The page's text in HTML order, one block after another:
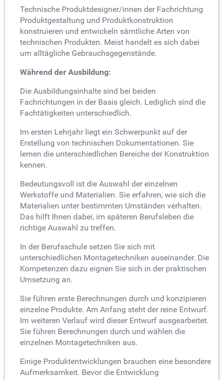
Technische Produktdesigner/innen der Fachrichtung
Produktgestaltung und Produktkonstruktion
konstruieren und entwickeln sämtliche Arten von
technischen Produkten. Meist handelt es sich dabei
um alltägliche Gebrauchsgegenstände.
Während der Ausbildung:
Die Ausbildungsinhalte sind bei beiden
Fachrichtungen in der Basis gleich. Lediglich sind die
Fachtätigkeiten unterschiedlich.
Im ersten Lehrjahr liegt ein Schwerpunkt auf der
Erstellung von technischen Dokumentationen. Sie
lernen die unterschiedlichen Bereiche der Konstruktion
kennen.
Bedeutungsvoll ist die Auswahl der einzelnen
Werkstoffe und Materialien. Sie erfahren, wie sich die
Materialien unter bestimmten Umständen verhalten.
Das hilft Ihnen dabei, im späteren Berufsleben die
richtige Auswahl zu treffen.
In der Berufsschule setzen Sie sich mit
unterschiedlichen Montagetechniken auseinander. Die
Kompetenzen dazu eignen Sie sich in der praktischen
Umsetzung an.
Sie führen erste Berechnungen durch und konzipieren
einzelne Produkte. Am Anfang steht der reine Entwurf.
Im weiteren Verlauf wird dieser Entwurf ausgearbeitet.
Sie führen Berechnungen durch und wählen die
einzelnen Montagetechniken aus.
Einige Produktentwicklungen brauchen eine besondere
Aufmerksamkeit. Bevor die Entwicklung